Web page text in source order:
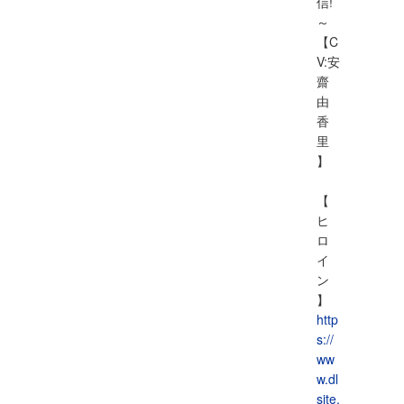
～
【C
V:安
齋
由
香
里
】
【
ヒ
ロ
イ
ン
】
http
s://
ww
w.dl
site.